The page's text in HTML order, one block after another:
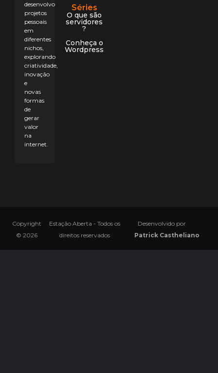
desenvolvo
projetos
pessoais
em
diferentes
nichos,
explorando
criatividade,
inovação
e
novas
formas
de
gerar
valor
na
internet.
Séries
O que são
servidores
?
Conheça o
Wordpress
Copyright
© 2026
Estação Aberta - Todos os
direitos reservados
Desenvolvido por
Patrick Castheliano